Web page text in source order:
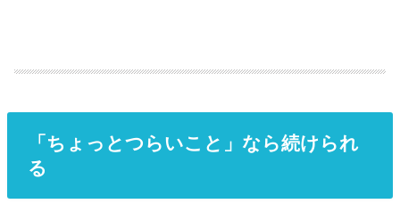
「ちょっとつらいこと」なら続けられ
る